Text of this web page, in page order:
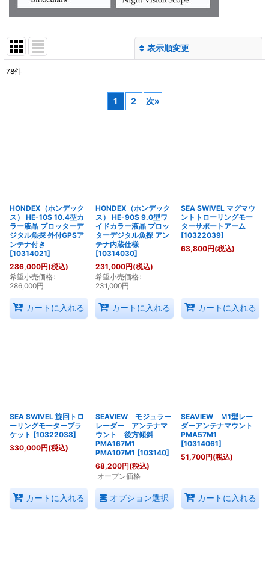
表示順変更
78件
1 2 次»
HONDEX（ホンデック
ス） HE-10S 10.4型カ
ラー液晶 プロッターデ
ジタル魚探 外付GPSア
ンテナ付き
[10314021]
286,000円(税込)
希望小売価格:
286,000円
カートに入れる
HONDEX（ホンデック
ス） HE-90S 9.0型ワ
イドカラー液晶 プロッ
ターデジタル魚探 アン
テナ内蔵仕様
[10314030]
231,000円(税込)
希望小売価格:
231,000円
カートに入れる
SEA SWIVEL マグマウ
ントトローリングモー
ターサポートアーム
[10322039]
63,800円(税込)
カートに入れる
SEA SWIVEL 旋回トロ
ーリングモーターブラ
ケット [10322038]
330,000円(税込)
カートに入れる
SEAVIEW モジュラー
レーダー アンテナマ
ウント 後方傾斜
PMA167M1
PMA107M1 [103140]
68,200円(税込)
オープン価格
オプション選択
SEAVIEW Ｍ1型レー
ダーアンテナマウント
PMA57M1
[10314061]
51,700円(税込)
カートに入れる